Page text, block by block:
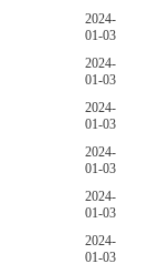
2024-
01-03
2024-
01-03
2024-
01-03
2024-
01-03
2024-
01-03
2024-
01-03